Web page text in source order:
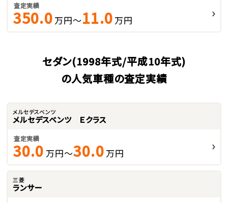
査定実績
350.0 万円～11.0 万円
セダン(1998年式/平成10年式)
の人気車種の査定実績
メルセデスベンツ
メルセデスベンツ Ｅクラス
査定実績
30.0 万円～30.0 万円
三菱
ランサー